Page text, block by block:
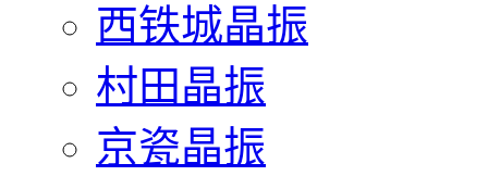
西铁城晶振
村田晶振
京瓷晶振